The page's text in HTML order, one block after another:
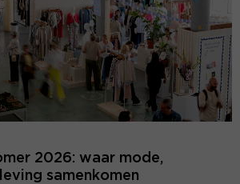
2026: waar mode,
samenkomen